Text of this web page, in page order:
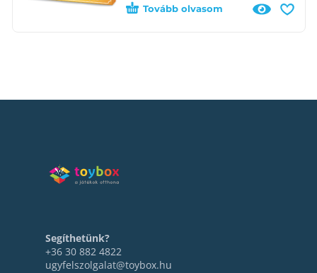
Tovább olvasom
Segíthetünk?
+36 30 882 4822
ugyfelszolgalat@toybox.hu